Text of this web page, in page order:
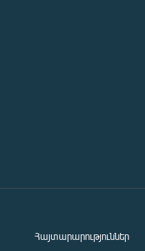
Հայտարարություններ